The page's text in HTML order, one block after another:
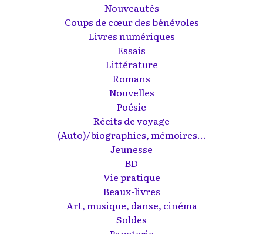
Nouveautés
Coups de cœur des bénévoles
Livres numériques
Essais
Littérature
Romans
Nouvelles
Poésie
Récits de voyage
(Auto)/biographies, mémoires...
Jeunesse
BD
Vie pratique
Beaux-livres
Art, musique, danse, cinéma
Soldes